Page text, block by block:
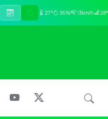
27° 36% 13km/h